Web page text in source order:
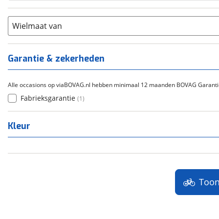
Flyer (0)
Overig ( 0)
21+
Scandium
Staal (0 )
Tica
Wielmaat van
Garantie & zekerheden
Alle occasions op viaBOVAG.nl hebben minimaal 12 maanden BOVAG
Fabrieksgarantie (1)
Kleur